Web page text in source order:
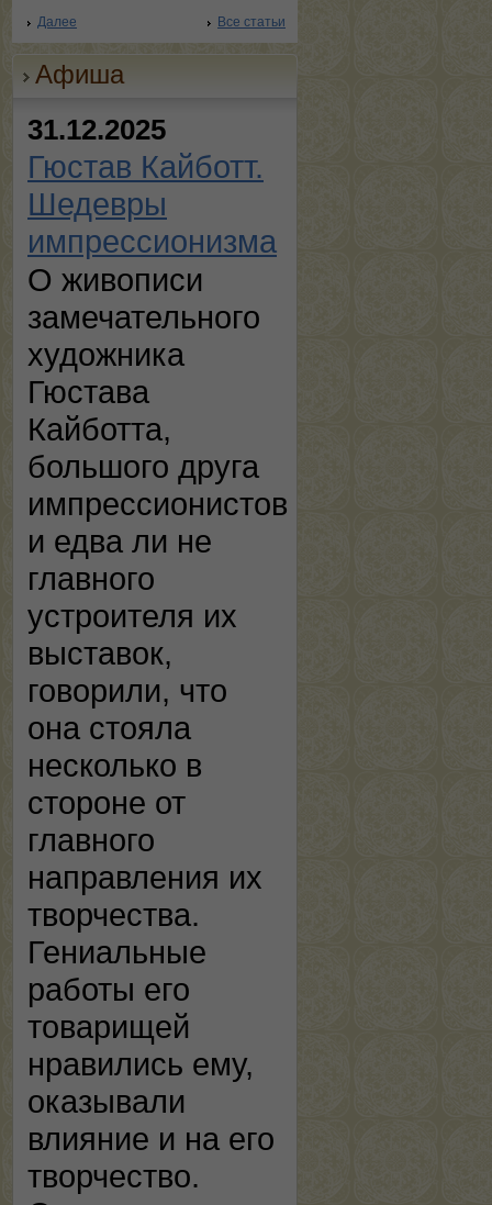
Далее Все статьи
Афиша
31.12.2025
Гюстав Кайботт.
Шедевры
импрессионизма
О живописи
замечательного
художника
Гюстава
Кайботта,
большого друга
импрессионистов
и едва ли не
главного
устроителя их
выставок,
говорили, что
она стояла
несколько в
стороне от
главного
направления их
творчества.
Гениальные
работы его
товарищей
нравились ему,
оказывали
влияние и на его
творчество.